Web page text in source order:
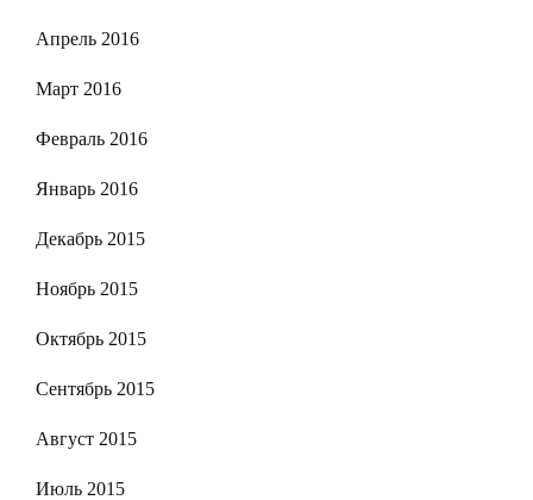
Апрель 2016
Март 2016
Февраль 2016
Январь 2016
Декабрь 2015
Ноябрь 2015
Октябрь 2015
Сентябрь 2015
Август 2015
Июль 2015